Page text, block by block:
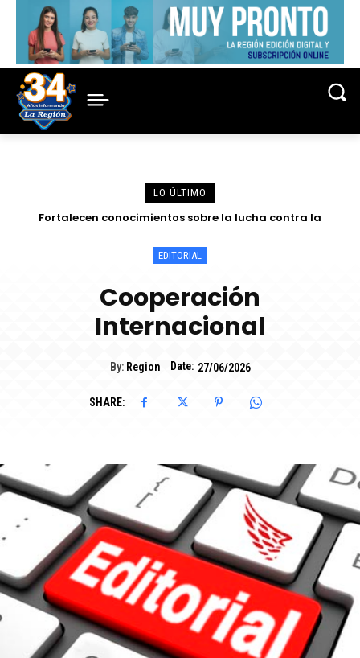
LO ÚLTIMO
Fortalecen conocimientos sobre la lucha contra la
Corte de Loreto
EDITORIAL
Cooperación
Internacional
By: Region Date: 27/06/2026
SHARE: